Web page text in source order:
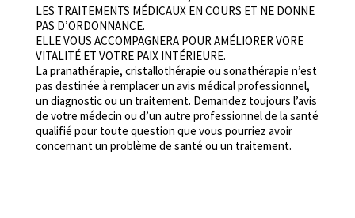
LES TRAITEMENTS MÉDICAUX EN COURS ET NE DONNE
PAS D’ORDONNANCE.
ELLE VOUS ACCOMPAGNERA POUR AMÉLIORER VORE
VITALITÉ ET VOTRE PAIX INTÉRIEURE.
La pranathérapie, cristallothérapie ou sonathérapie n’est
pas destinée à remplacer un avis médical professionnel,
un diagnostic ou un traitement. Demandez toujours l’avis
de votre médecin ou d’un autre professionnel de la santé
qualifié pour toute question que vous pourriez avoir
concernant un problème de santé ou un traitement.